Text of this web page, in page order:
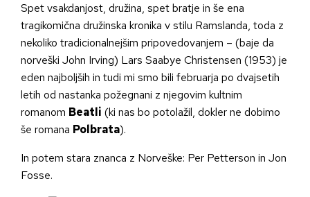
Spet vsakdanjost, družina, spet bratje in še ena
tragikomična družinska kronika v stilu Ramslanda, toda z
nekoliko tradicionalnejšim pripovedovanjem – (baje da
norveški John Irving) Lars Saabye Christensen (1953) je
eden najboljših in tudi mi smo bili februarja po dvajsetih
letih od nastanka požegnani z njegovim kultnim
romanom Beatli (ki nas bo potolažil, dokler ne dobimo
še romana Polbrata).
In potem stara znanca z Norveške: Per Petterson in Jon
Fosse.